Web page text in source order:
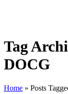
Tag
DOCG
Home » Posts